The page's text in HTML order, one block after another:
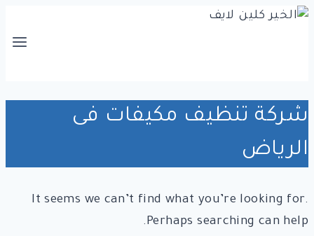
التجاوز
شركة تنظيف مكيفات فى
الرياض
It seems we can’t find what you’re looking for.
Perhaps searching can help.